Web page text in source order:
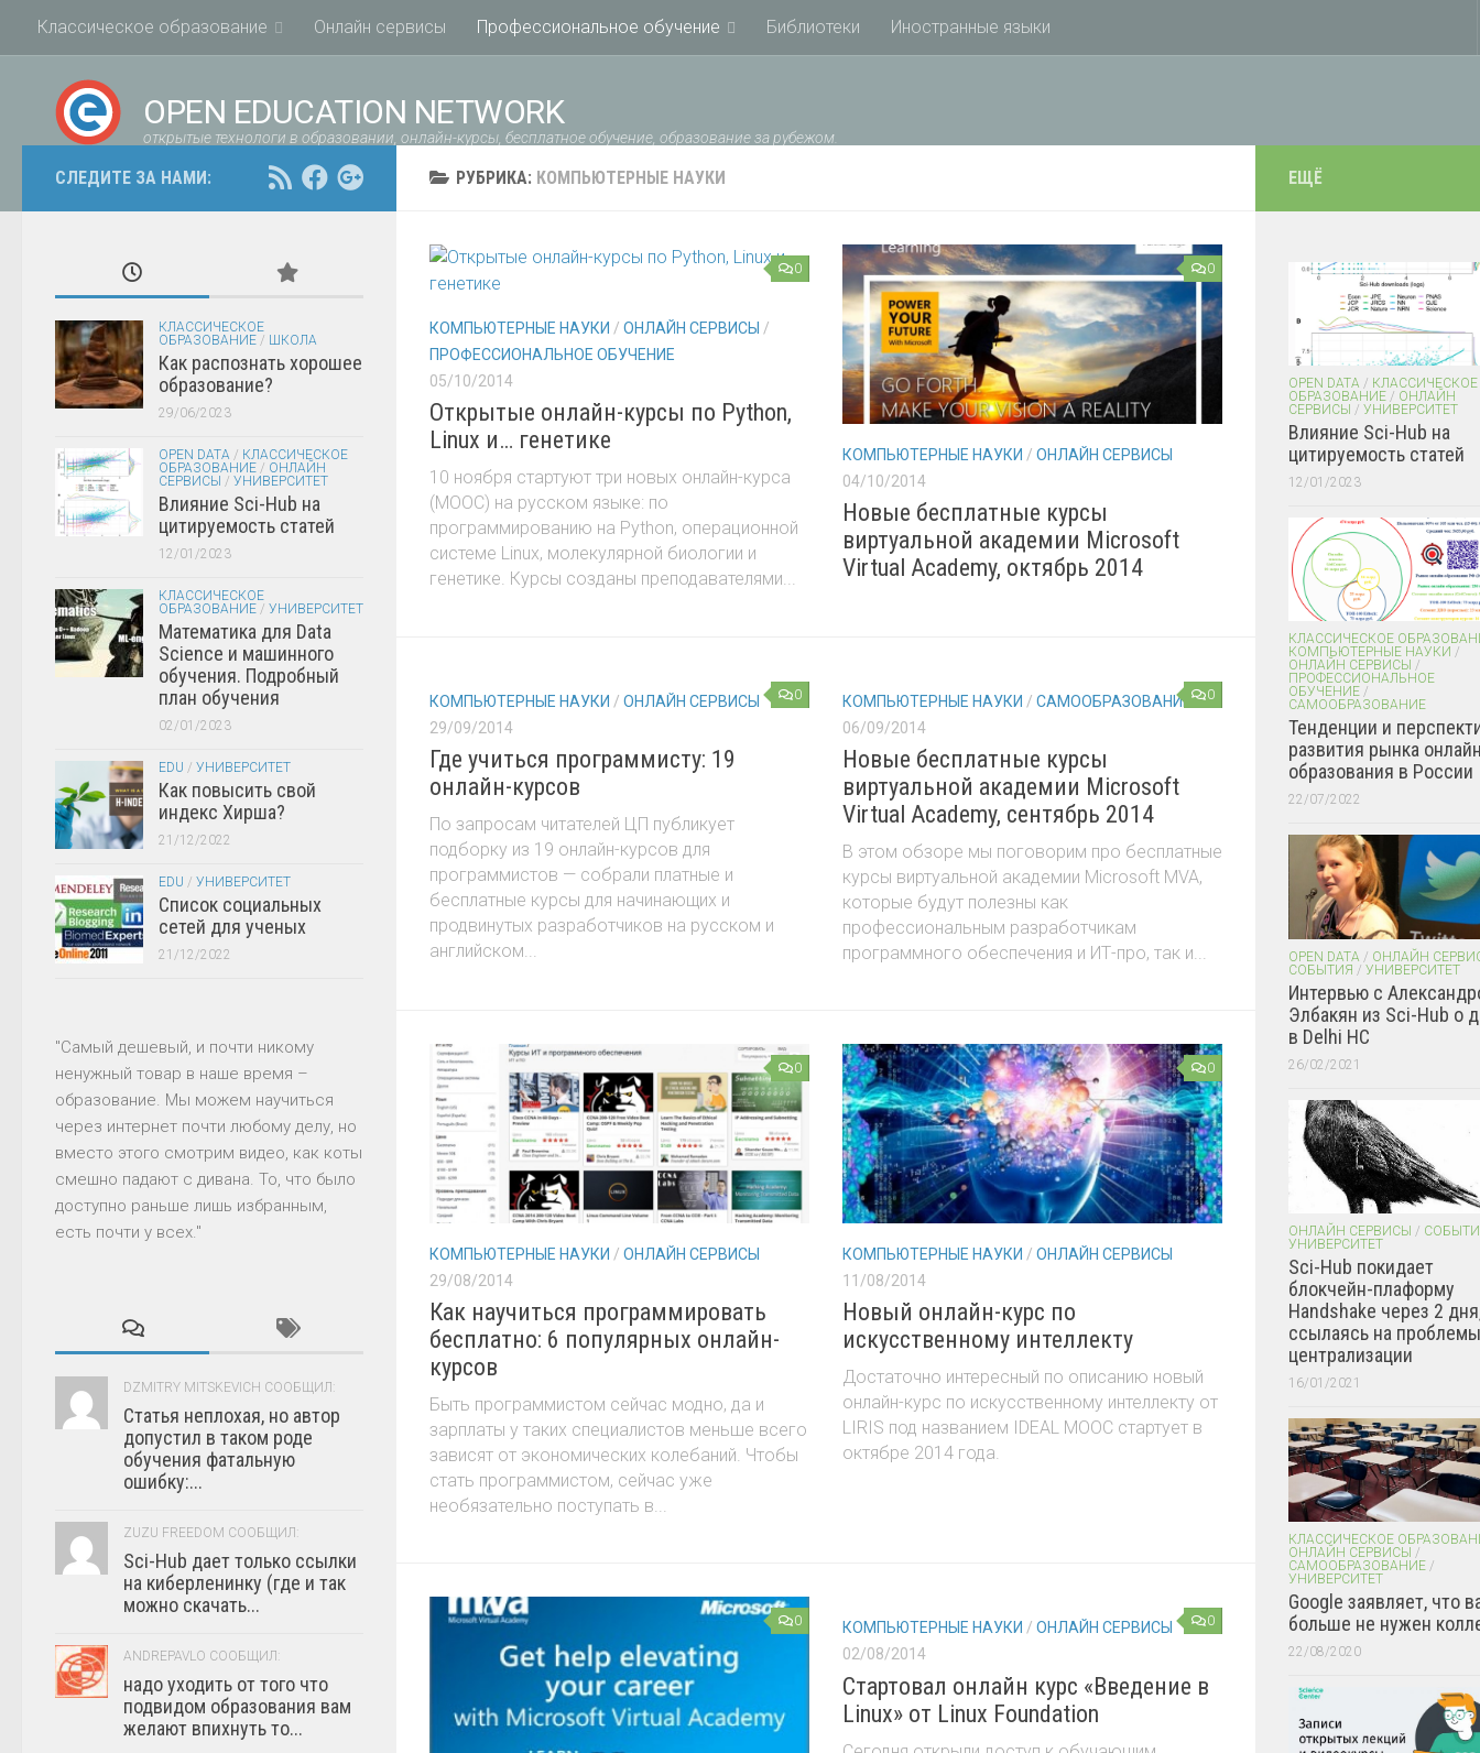
Классическое образование Онлайн сервисы Профессиональное обучение Библиотеки Иностранные языки
OPEN EDUCATION NETWORK
открытые технологи в образовании, онлайн-курсы, бесплатное обучение, образование за рубежом.
РУБРИКА: КОМПЬЮТЕРНЫЕ НАУКИ
0
КОМПЬЮТЕРНЫЕ НАУКИ / ОНЛАЙН СЕРВИСЫ /
ПРОФЕССИОНАЛЬНОЕ ОБУЧЕНИЕ
05/10/2014
Открытые онлайн-курсы по Python,
Linux и… генетике
10 ноября стартуют три новых онлайн-курса
(MOOC) на русском языке: по
программированию на Python, операционной
системе Linux, молекулярной биологии и
генетике. Курсы созданы преподавателями...
0
КОМПЬЮТЕРНЫЕ НАУКИ / ОНЛАЙН СЕРВИСЫ
04/10/2014
Новые бесплатные курсы
виртуальной академии Microsoft
Virtual Academy, октябрь 2014
0
КОМПЬЮТЕРНЫЕ НАУКИ / ОНЛАЙН СЕРВИСЫ
29/09/2014
Где учиться программисту: 19
онлайн-курсов
По запросам читателей ЦП публикует
подборку из 19 онлайн-курсов для
программистов — собрали платные и
бесплатные курсы для начинающих и
продвинутых разработчиков на русском и
английском...
0
КОМПЬЮТЕРНЫЕ НАУКИ / САМООБРАЗОВАНИЕ
06/09/2014
Новые бесплатные курсы
виртуальной академии Microsoft
Virtual Academy, сентябрь 2014
В этом обзоре мы поговорим про бесплатные
курсы виртуальной академии Microsoft MVA,
которые будут полезны как
профессиональным разработчикам
программного обеспечения и ИТ-про, так и...
0
КОМПЬЮТЕРНЫЕ НАУКИ / ОНЛАЙН СЕРВИСЫ
29/08/2014
Как научиться программировать
бесплатно: 6 популярных онлайн-
курсов
Быть программистом сейчас модно, да и
зарплаты у таких специалистов меньше всего
зависят от экономических колебаний. Чтобы
стать программистом, сейчас уже
необязательно поступать в...
0
КОМПЬЮТЕРНЫЕ НАУКИ / ОНЛАЙН СЕРВИСЫ
11/08/2014
Новый онлайн-курс по
искусственному интеллекту
Достаточно интересный по описанию новый
онлайн-курс по искусственному интеллекту от
LIRIS под названием IDEAL MOOC стартует в
октябре 2014 года.
0 0
КОМПЬЮТЕРНЫЕ НАУКИ / ОНЛАЙН СЕРВИСЫ
02/08/2014
Стартовал онлайн курс «Введение в
Linux» от Linux Foundation
СЛЕДИТЕ ЗА НАМИ:
КЛАССИЧЕСКОЕ
ОБРАЗОВАНИЕ / ШКОЛА
Как распознать хорошее
образование?
29/06/2023
OPEN DATA / КЛАССИЧЕСКОЕ
ОБРАЗОВАНИЕ / ОНЛАЙН
СЕРВИСЫ / УНИВЕРСИТЕТ
Влияние Sci-Hub на
цитируемость статей
12/01/2023
КЛАССИЧЕСКОЕ
ОБРАЗОВАНИЕ / УНИВЕРСИТЕТ
Математика для Data
Science и машинного
обучения. Подробный
план обучения
02/01/2023
EDU / УНИВЕРСИТЕТ
Как повысить свой
индекс Хирша?
21/12/2022
EDU / УНИВЕРСИТЕТ
Список социальных
сетей для ученых
21/12/2022
"Самый дешевый, и почти никому
ненужный товар в наше время –
образование. Мы можем научиться
через интернет почти любому делу, но
вместо этого смотрим видео, как коты
смешно падают с дивана. То, что было
доступно раньше лишь избранным,
есть почти у всех."
DZMITRY MITSKEVICH СООБЩИЛ:
Статья неплохая, но автор
допустил в таком роде
обучения фатальную
ошибку:...
ZUZU FREEDOM СООБЩИЛ:
Sci-Hub дает только ссылки
на киберленинку (где и так
можно скачать...
ANDREPAVLO СООБЩИЛ:
надо уходить от того что
подвидом образования вам
желают впихнуть то...
ЕЩЁ
OPEN DATA / КЛАССИЧЕСКОЕ
ОБРАЗОВАНИЕ / ОНЛАЙН
СЕРВИСЫ / УНИВЕРСИТЕТ
Влияние Sci-Hub на
цитируемость статей
12/01/2023
КЛАССИЧЕСКОЕ
КОМПЬЮТЕРНЫЕ НАУКИ /
ОНЛАЙН СЕРВИСЫ /
ПРОФЕССИОНАЛЬНОЕ
ОБУЧЕНИЕ /
САМООБРАЗОВАНИЕ
Тенденции и
развития рынка
образования в России
22/07/2022
OPEN DATA / ОНЛАЙН
СОБЫТИЯ / УНИВЕРСИТЕТ
Интервью с
Элбакян из Sci-Hub о
в Delhi HC
26/02/2021
ОНЛАЙН СЕРВИСЫ /
УНИВЕРСИТЕТ
Sci-Hub покидает
блокчейн-плаформу
Handshake через 2
ссылаясь на проблемы
централизации
16/01/2021
КЛАССИЧЕСКОЕ
ОНЛАЙН СЕРВИСЫ /
САМООБРАЗОВАНИЕ /
УНИВЕРСИТЕТ
Google заявляет, что
больше не нужен
22/08/2020